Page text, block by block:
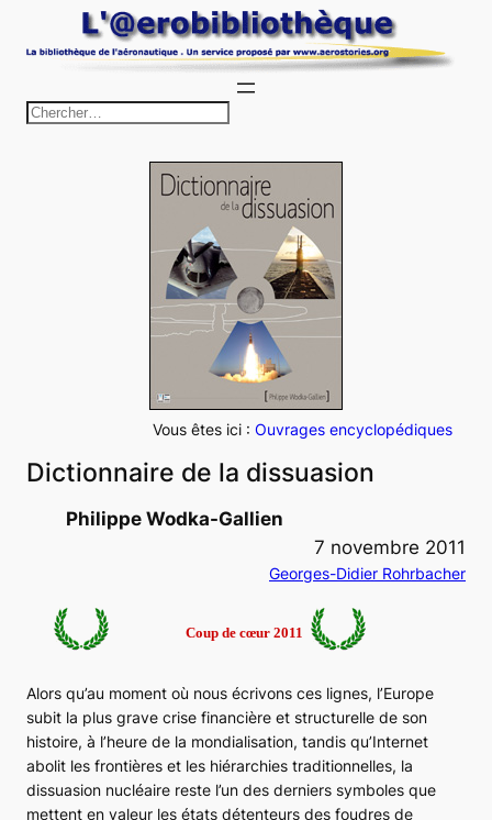
au
c
h
r
c
h
e
r
Vous êtes ici : Ouvrages encyclopédiques
Dictionnaire de la dissuasion
Philippe Wodka-Gallien
7 novembre 2011
Georges-Didier Rohrbacher
Coup de cœur 2011
Alors qu’au moment où nous écrivons ces lignes, l’Europe
subit la plus grave crise financière et structurelle de son
histoire, à l’heure de la mondialisation, tandis qu’Internet
abolit les frontières et les hiérarchies traditionnelles, la
dissuasion nucléaire reste l’un des derniers symboles que
mettent en valeur les états détenteurs des foudres de